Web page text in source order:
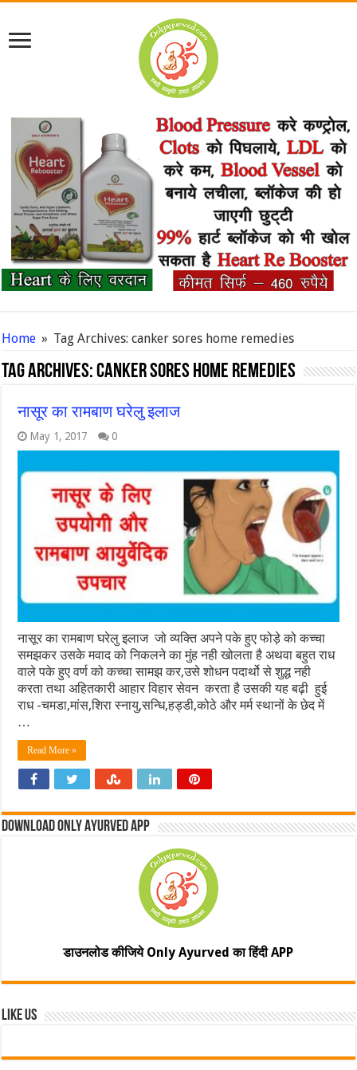
Home » Tag Archives: canker sores home remedies
Tag Archives:canker sores home remedies
नासूर का रामबाण घरेलु इलाज
May 1, 2017 0
नासूर का रामबाण घरेलु इलाज जो व्यक्ति अपने पके हुए फोड़े को कच्चा
समझकर उसके मवाद को निकलने का मुंह नही खोलता है अथवा बहुत राध
वाले पके हुए वर्ण को कच्चा सामझ कर,उसे शोधन पदार्थो से शुद्ध नही
करता तथा अहितकारी आहार विहार सेवन करता है उसकी यह बढ़ी हुई
राध -चमडा,मांस,शिरा स्नायु,सन्धि,हड्डी,कोठे और मर्म स्थानों के छेद में
…
Read More »
Download Only Ayurved App
डाउनलोड कीजिये Only Ayurved का हिंदी APP
Like Us